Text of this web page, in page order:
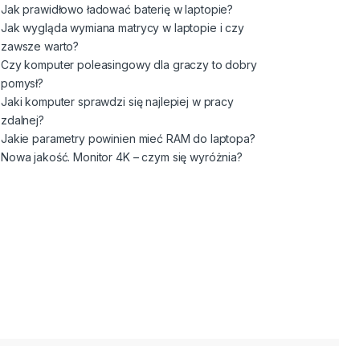
Jak prawidłowo ładować baterię w laptopie?
Jak wygląda wymiana matrycy w laptopie i czy
zawsze warto?
Czy komputer poleasingowy dla graczy to dobry
pomysł?
Jaki komputer sprawdzi się najlepiej w pracy
zdalnej?
Jakie parametry powinien mieć RAM do laptopa?
Nowa jakość. Monitor 4K – czym się wyróżnia?